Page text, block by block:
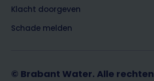
Klacht doorgeven
Schade melden
© Brabant Water. Alle rechten